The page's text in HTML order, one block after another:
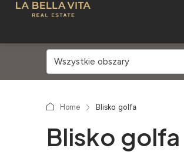
Wszystkie obszary
Home Blisko golfa
Blisko golfa